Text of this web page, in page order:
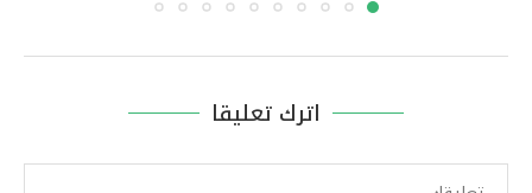
اترك تعليقا